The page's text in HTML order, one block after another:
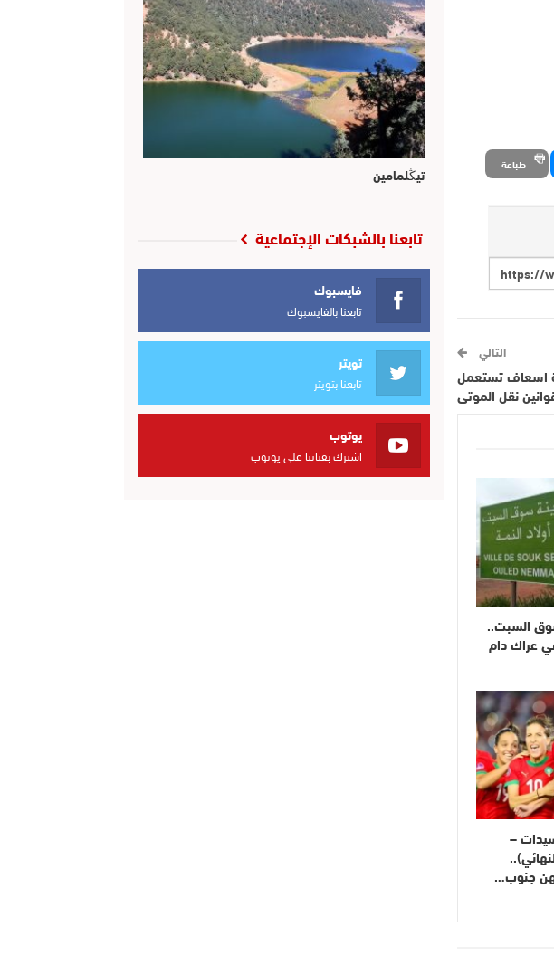
طباعة
التالي
اسعاف تستعمل
نقل الموتى
السبت..
عراك دام
–
النهائي)..
جنوب…
تيڭلمامين
تابعنا بالشبكات الإجتماعية
فايسبوك
تابعنا بالفايسبوك
تويتر
تابعنا بتويتر
يوتوب
اشترك بقناتنا على يوتوب